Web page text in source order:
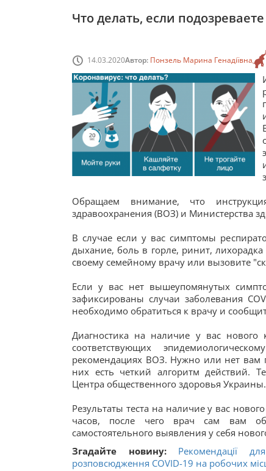
Что делать, если
14.03.2020Автор: Понзель Марина Генадіївна
Обращаем внимание, что
здравоохранения (ВОЗ) и Министерства
В случае если у вас симптомы
дыхание, боль в горле, ринит, лихорадка
своему семейному врачу или вызовите
Если у вас нет вышеупомянутых
зафиксированы случаи заболевания
необходимо обратиться к врачу и
Диагностика на наличие у вас нового
соответствующих
рекомендациях ВОЗ. Нужно или нет вам
них есть четкий алгоритм действий.
Центра общественного здоровья Украины.
Результаты теста на наличие у вас
часов, после чего врач сам вам
самостоятельного выявления у себя
Згадайте новину: Рекомендації
розповсюдження COVID-19 на робочих